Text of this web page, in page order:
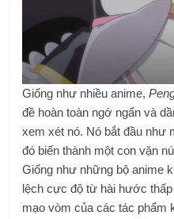
Giống như nhiều anime,
đề hoàn toàn ngớ ngẩn và
xem xét nó. Nó bắt đầu như
đó biến thành một con vặn
Giống như những bộ anime
lệch cực độ từ hài hước
mạo vòm của các tác phẩm